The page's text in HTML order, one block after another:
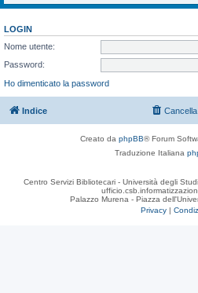
LOGIN
Nome utente:
Password:
Ho dimenticato la password
Indice
Creato da phpBB® Forum
Traduzione Italiana
Centro Servizi Bibliotecari - Università degli
Palazzo Murena - Piazza
Privacy |